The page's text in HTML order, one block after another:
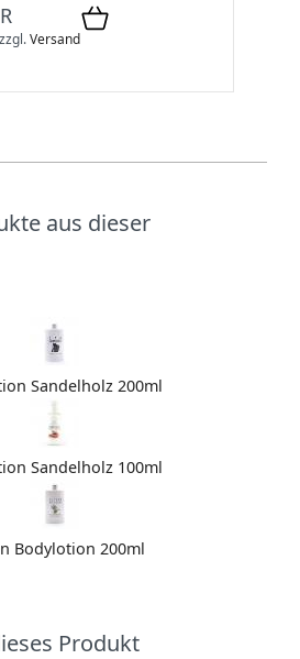
zzgl.Versand
aus dieser
Sandelholz 200ml
Sandelholz 100ml
Bodylotion 200ml
Produkt